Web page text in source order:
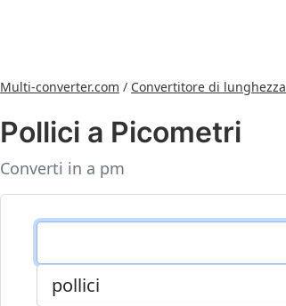
Multi-converter.com / Convertitore di lunghezza
Pollici a Picometri
Converti in a pm